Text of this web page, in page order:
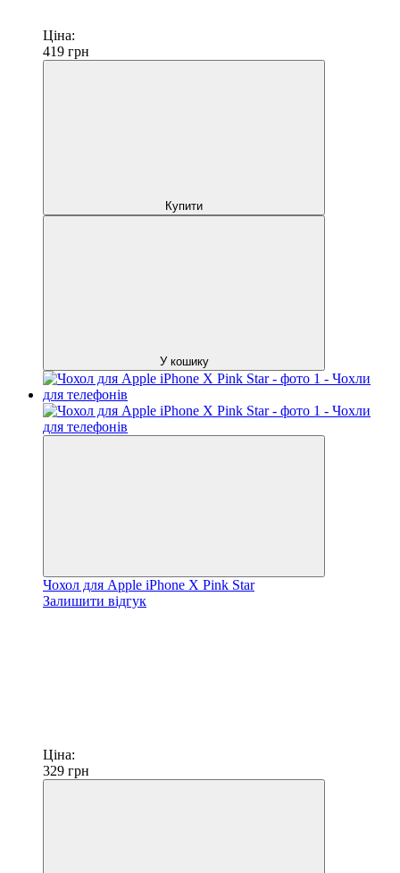
Ціна:
419 грн
Купити
У кошику
Чохол для Apple iPhone X Pink Star
Залишити відгук
Ціна:
329 грн